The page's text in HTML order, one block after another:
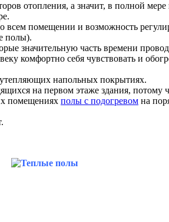
отопления, а значит, в полной мере
всем помещении и возможность
полы).
значительную часть времени
комфортно себя чувствовать и
утепляющих напольных покрытиях.
на первом этаже здания, потому
помещениях полы с подогревом на